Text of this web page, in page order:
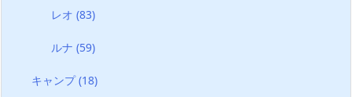
レオ (83)
ルナ (59)
キャンプ(18)